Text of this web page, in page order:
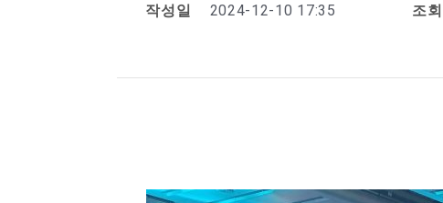
작성일 2024-12-10 17:35 조회